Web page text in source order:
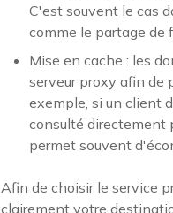
C'est souvent le cas
comme le partage de
Mise en cache : les
serveur proxy afin de
exemple, si un client
consulté directement
permet souvent
Afin de choisir le service
clairement votre